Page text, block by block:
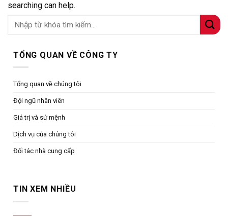
searching can help.
TỔNG QUAN VỀ CÔNG TY
Tổng quan về chúng tôi
Đội ngũ nhân viên
Giá trị và sứ mệnh
Dịch vụ của chúng tôi
Đối tác nhà cung cấp
TIN XEM NHIỀU